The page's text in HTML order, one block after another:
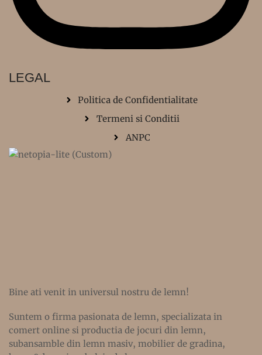
LEGAL
Politica de Confidentialitate
Termeni si Conditii
ANPC
Bine ati venit in universul nostru de lemn!
Suntem o firma pasionata de lemn, specializata in
comert online si productia de jocuri din lemn,
subansamble din lemn masiv, mobilier de gradina,